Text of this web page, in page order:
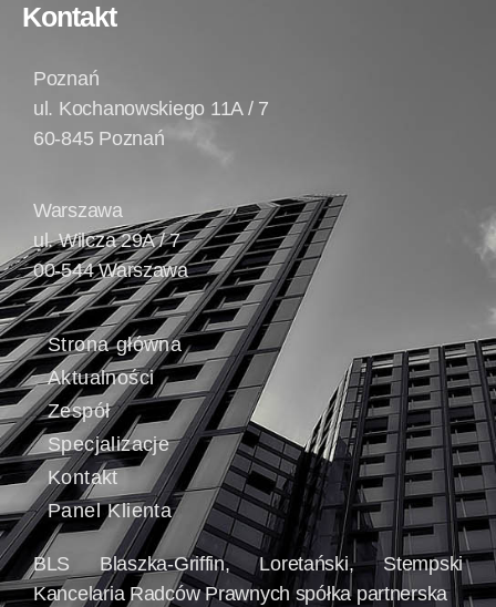
Kontakt
Poznań
ul. Kochanowskiego 11A / 7
60-845 Poznań
Warszawa
ul. Wilcza 29A / 7
00-544 Warszawa
Strona główna
Aktualności
Zespół
Specjalizacje
Kontakt
Panel Klienta
BLS Blaszka-Griffin, Loretański, Stempski
Kancelaria Radców Prawnych spółka partnerska